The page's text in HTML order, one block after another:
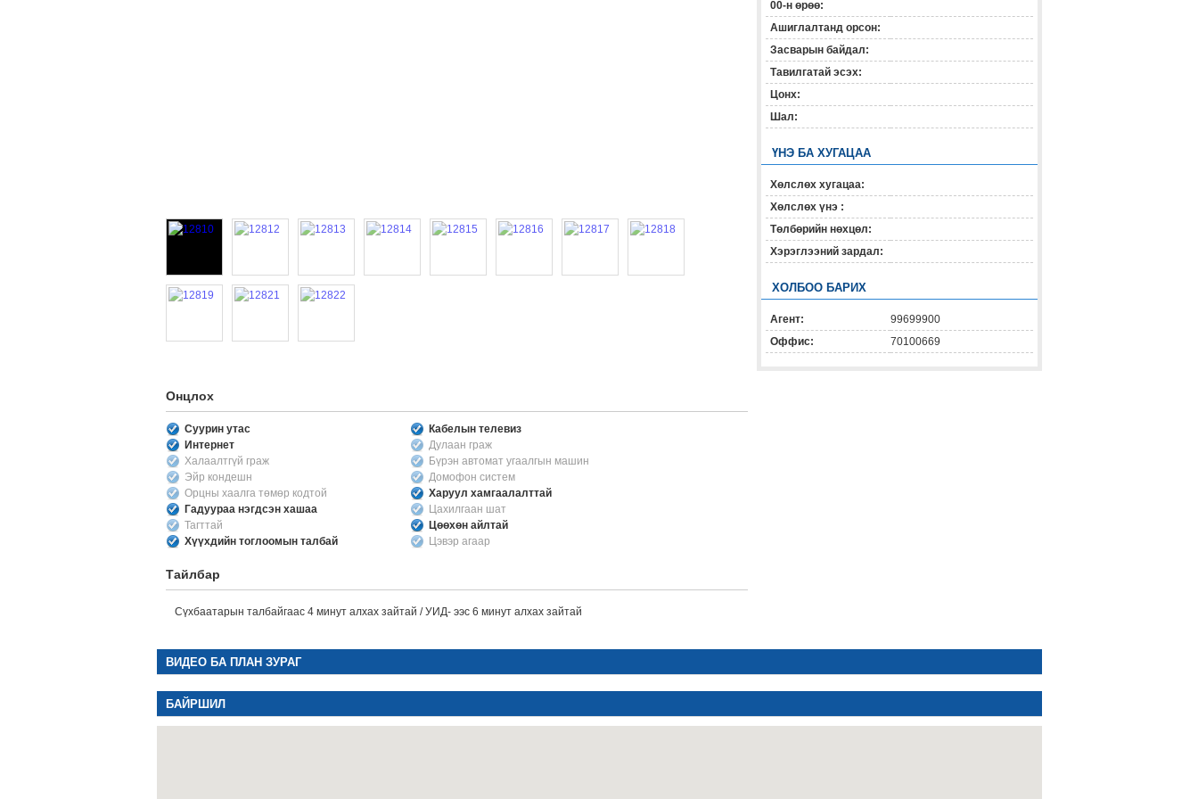
Онцлох
Суурин утас
Кабелын телевиз
Интернет
Дулаан граж
Халаалтгүй граж
Бүрэн автомат угаалгын машин
Эйр кондешн
Домофон систем
Орцны хаалга төмөр кодтой
Харуул хамгаалалттай
Гадуураа нэгдсэн хашаа
Цахилгаан шат
Тагттай
Цөөхөн айлтай
Хүүхдийн тоглоомын талбай
Цэвэр агаар
Тайлбар
Сүхбаатарын талбайгаас 4 минут алхах зайтай / УИД- ээс 6 минут алхах зайтай
00-н өрөө:
Ашиглалтанд орсон:
Засварын байдал:
Тавилгатай эсэх:
Цонх:
Шал:
ҮНЭ БА ХУГАЦАА
Хөлслөх хугацаа:
Хөлслөх үнэ :
Төлбөрийн нөхцөл:
Хэрэглээний зардал:
ХОЛБОО БАРИХ
Агент:
99699900
Оффис:
70100669
ВИДЕО БА ПЛАН ЗУРАГ
БАЙРШИЛ